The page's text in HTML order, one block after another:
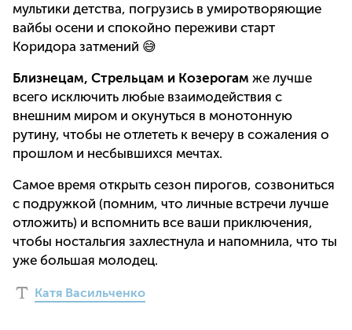
мультики детства, погрузись в умиротворяющие
вайбы осени и спокойно переживи старт
Коридора затмений 😅
Близнецам, Стрельцам и Козерогам же лучше
всего исключить любые взаимодействия с
внешним миром и окунуться в монотонную
рутину, чтобы не отлететь к вечеру в сожаления о
прошлом и несбывшихся мечтах.
Самое время открыть сезон пирогов, созвониться
с подружкой (помним, что личные встречи лучше
отложить) и вспомнить все ваши приключения,
чтобы ностальгия захлестнула и напомнила, что ты
уже большая молодец.
Катя Васильченко